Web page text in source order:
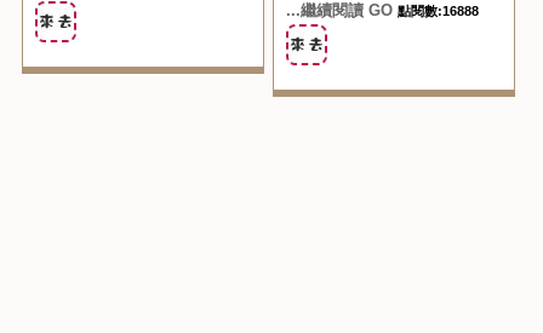
...繼續閱讀 GO 點閱數:16888